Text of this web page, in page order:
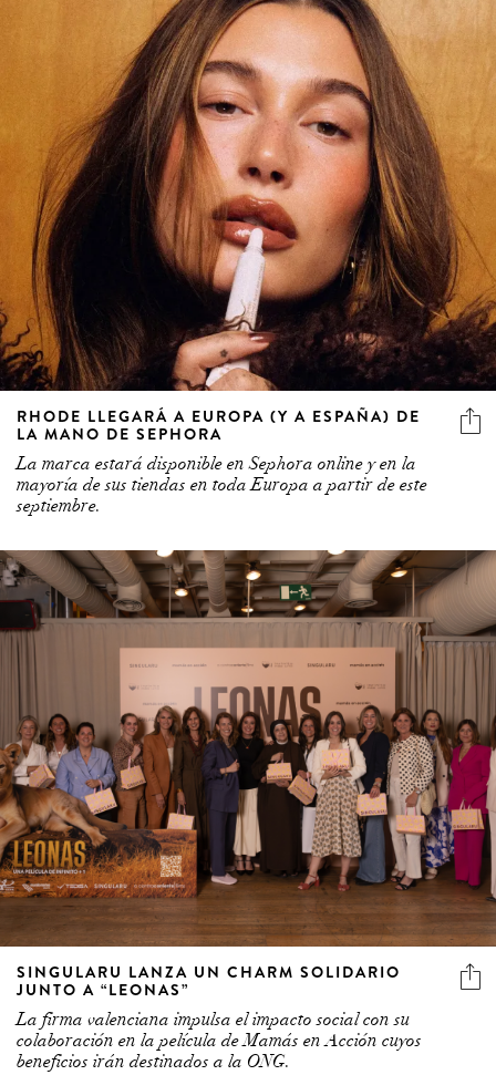
RHODE LLEGARÁ A EUROPA (Y A ESPAÑA) DE
LA MANO DE SEPHORA
La marca estará disponible en Sephora online y en la
mayoría de sus tiendas en toda Europa a partir de este
septiembre.
SINGULARU LANZA UN CHARM SOLIDARIO
JUNTO A “LEONAS”
La firma valenciana impulsa el impacto social con su
colaboración en la película de Mamás en Acción cuyos
beneficios irán destinados a la ONG.